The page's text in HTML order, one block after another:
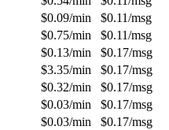
$0.09/min $0.11/msg
$0.75/min $0.11/msg
$0.13/min $0.17/msg
$3.35/min $0.17/msg
$0.32/min $0.17/msg
$0.03/min $0.17/msg
$0.03/min $0.17/msg